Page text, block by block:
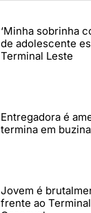
‘Minha sobrinha
de adolescente
Terminal Leste
Entregadora é
termina em
Jovem é
frente ao